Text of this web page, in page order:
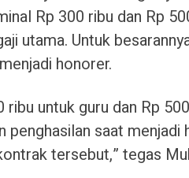
Rp 300 ribu dan Rp
utama. Untuk
honorer.
ribu untuk guru dan Rp
penghasilan saat
tersebut,” tegas